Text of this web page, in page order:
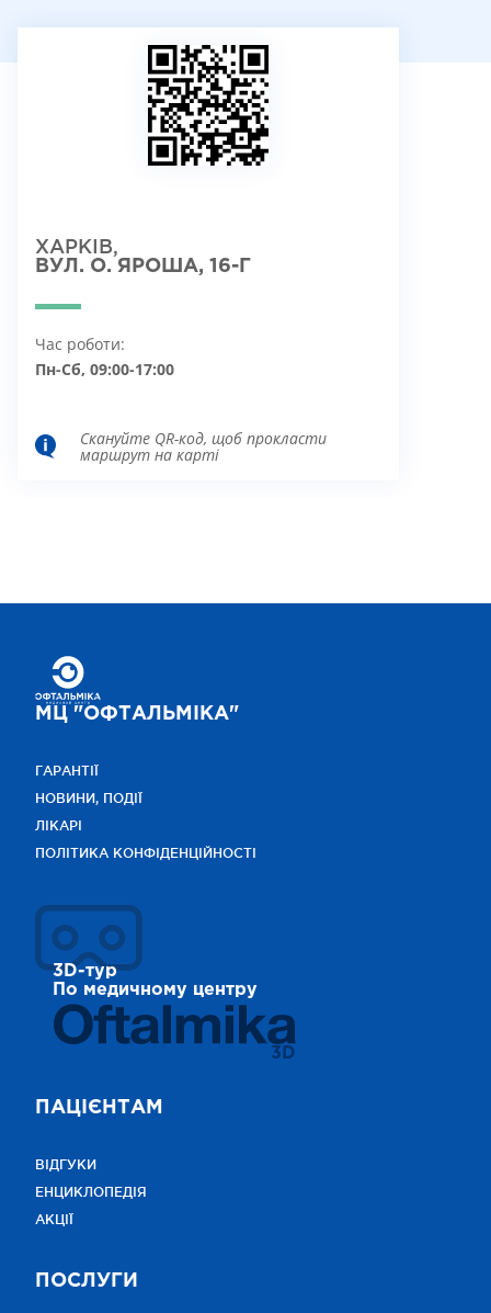
ХАРКІВ,
ВУЛ. О. ЯРОША, 16-Г
Час роботи:
Пн-Сб, 09:00-17:00
Скануйте QR-код, щоб прокласти
маршрут на карті
МЦ "ОФТАЛЬМІКА"
ГАРАНТІЇ
НОВИНИ, ПОДІЇ
ЛІКАРІ
ПОЛІТИКА КОНФІДЕНЦІЙНОСТІ
3D-тур
По медичному центру
3D
ПАЦІЄНТАМ
ВІДГУКИ
ЕНЦИКЛОПЕДІЯ
АКЦІЇ
ПОСЛУГИ